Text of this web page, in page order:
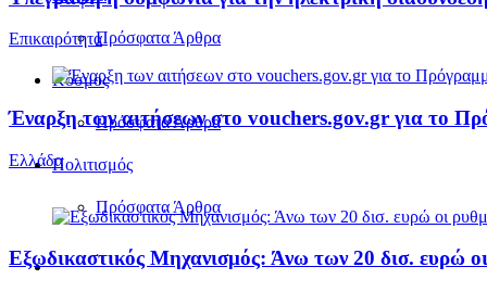
Πρόσφατα Άρθρα
Κόσμος
Πρόσφατα Άρθρα
Πολιτισμός
Πρόσφατα Άρθρα
Επικαιρότητα
Έναρξη των αιτήσεων στο vouchers.gov.gr για το
Ελλάδα
Εξωδικαστικός Μηχανισμός: Άνω των 20 δισ. ευρώ